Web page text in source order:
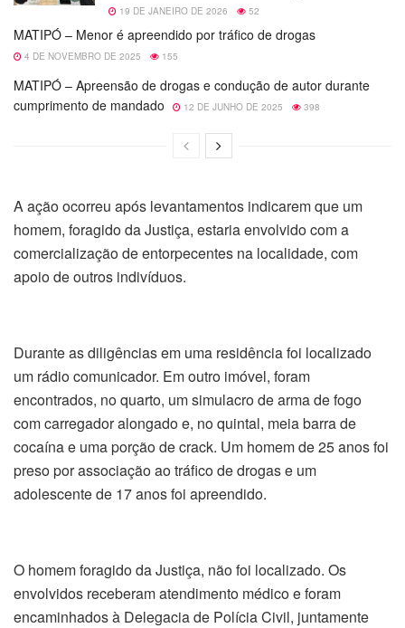
19 DE JANEIRO DE 2026 52
MATIPÓ – Menor é apreendido por tráfico de drogas
4 DE NOVEMBRO DE 2025 155
MATIPÓ – Apreensão de drogas e condução de autor durante
cumprimento de mandado
12 DE JUNHO DE 2025 398
A ação ocorreu após levantamentos indicarem que um
homem, foragido da Justiça, estaria envolvido com a
comercialização de entorpecentes na localidade, com
apoio de outros indivíduos.
Durante as diligências em uma residência foi localizado
um rádio comunicador. Em outro imóvel, foram
encontrados, no quarto, um simulacro de arma de fogo
com carregador alongado e, no quintal, meia barra de
cocaína e uma porção de crack. Um homem de 25 anos foi
preso por associação ao tráfico de drogas e um
adolescente de 17 anos foi apreendido.
O homem foragido da Justiça, não foi localizado. Os
envolvidos receberam atendimento médico e foram
encaminhados à Delegacia de Polícia Civil, juntamente